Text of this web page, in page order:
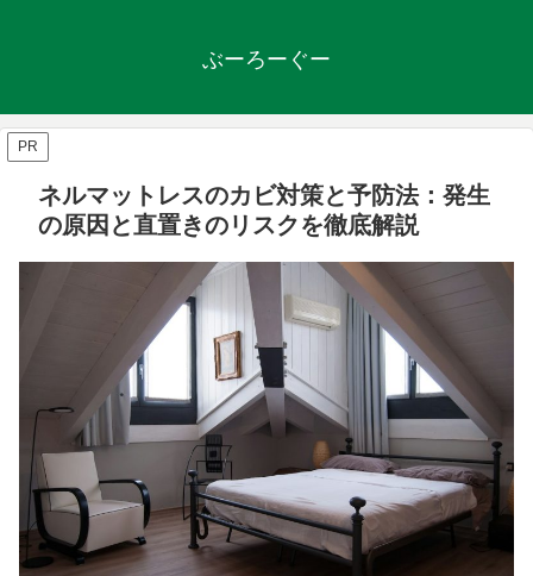
ぶーろーぐー
PR
ネルマットレスのカビ対策と予防法：発生
の原因と直置きのリスクを徹底解説